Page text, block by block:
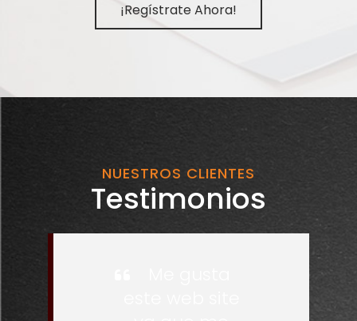
¡Regístrate Ahora!
NUESTROS CLIENTES
Testimonios